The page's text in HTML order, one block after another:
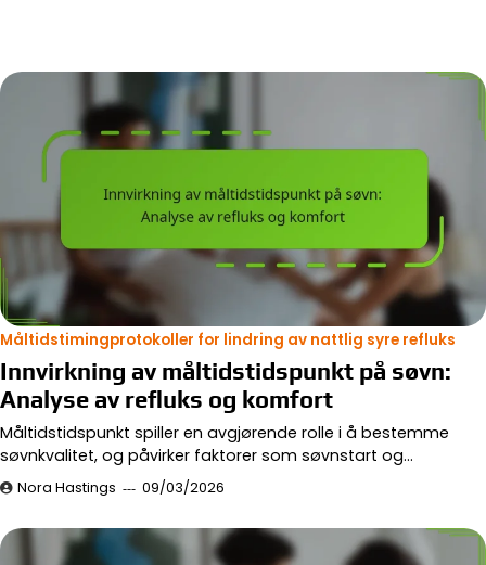
Måltidstimingprotokoller for lindring av nattlig syre refluks
Innvirkning av måltidstidspunkt på søvn:
Analyse av refluks og komfort
Måltidstidspunkt spiller en avgjørende rolle i å bestemme
søvnkvalitet, og påvirker faktorer som søvnstart og…
Nora Hastings 09/03/2026